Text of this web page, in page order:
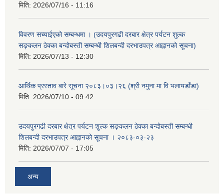
मिति: 2026/07/16 - 11:16
विवरण सच्याईएको सम्बन्धमा । (उदयपुरगढी दरबार क्षेत्र पर्यटन शुल्क
सङ्कलन ठेक्का बन्दोबस्ती सम्बन्धी शिलबन्दी दरभाउपत्र आह्वानको सूचना)
मिति: 2026/07/13 - 12:30
आर्थिक प्रस्ताव बारे सूचना २०८३।०३।२६ (श्री नमुना मा.वि.भलायडाँडा)
मिति: 2026/07/10 - 09:42
उदयपुरगढी दरबार क्षेत्र पर्यटन शुल्क सङ्कलन ठेक्का बन्दोबस्ती सम्बन्धी
शिलबन्दी दरभाउपत्र आह्वानको सूचना । २०८३-०३-२३
मिति: 2026/07/07 - 17:05
अन्य